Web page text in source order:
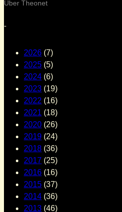
Über Theonet
-
2026 (7)
2025 (5)
2024 (6)
2023 (19)
2022 (16)
2021 (18)
2020 (26)
2019 (24)
2018 (36)
2017 (25)
2016 (16)
2015 (37)
2014 (36)
2013 (46)